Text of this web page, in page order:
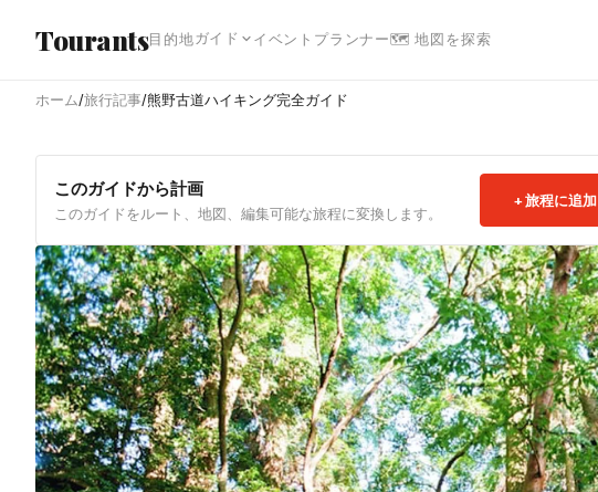
Tourants目的地ガイド イベント プランナー🗺 地図を探索
ホーム/旅行記事/熊野古道ハイキング完全ガイド
このガイドから計画
このガイドをルート、地図、編集可能な旅程に変換します。
旅程に追加